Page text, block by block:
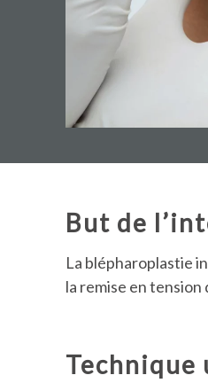
But de
La blépharoplastie
la remise en tension
Technique